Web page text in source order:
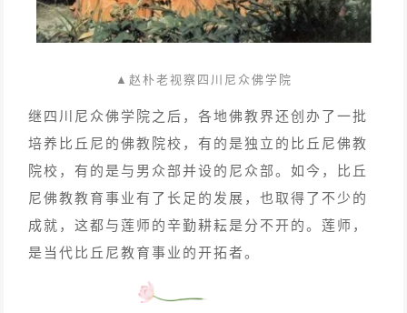
▲赵朴老视察四川尼众佛学院
继四川尼众佛学院之后，各地佛教界还创办了一批
培养比丘尼的佛教院校，有的是独立的比丘尼佛教
院校，有的是与男众部并设的尼众部。如今，比丘
尼佛教教育事业有了长足的发展，也取得了不少的
成就，这都与莲师的辛勤耕耘是分不开的。莲师，
是当代比丘尼教育事业的开拓者。